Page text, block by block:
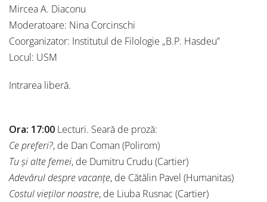
Mircea A. Diaconu
Moderatoare: Nina Corcinschi
Coorganizator: Institutul de Filologie „B.P. Hasdeu”
Locul: USM
Intrarea liberă.
Ora: 17:00 Lecturi. Seară de proză:
Ce preferi?, de Dan Coman (Polirom)
Tu și alte femei, de Dumitru Crudu (Cartier)
Adevărul despre vacanțe, de Cătălin Pavel (Humanitas)
Costul vieților noastre, de Liuba Rusnac (Cartier)